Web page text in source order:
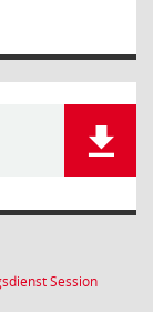
Session(Wird in